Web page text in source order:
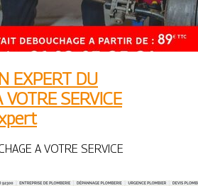
EXPERT DU
SERVICE
A VOTRE SERVICE